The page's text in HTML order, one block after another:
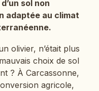
sol non
adaptée au climat
olivier, n’était plus
choix de sol
? À Carcassonne,
agricole,